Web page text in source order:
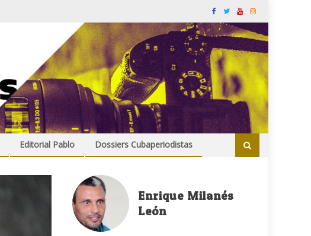
Editorial Pablo Dossiers Cubaperiodistas
Enrique Milanés
León